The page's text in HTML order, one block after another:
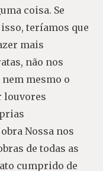
coisa. Se
teríamos que
mais
não nos
mesmo o
louvores
Nossa nos
de todas as
cumprido de